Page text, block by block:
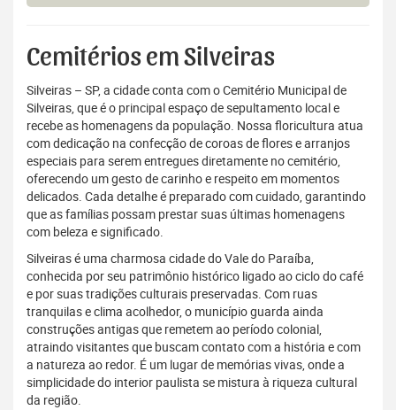
Cemitérios em Silveiras
Silveiras – SP, a cidade conta com o Cemitério Municipal de
Silveiras, que é o principal espaço de sepultamento local e
recebe as homenagens da população. Nossa floricultura atua
com dedicação na confecção de coroas de flores e arranjos
especiais para serem entregues diretamente no cemitério,
oferecendo um gesto de carinho e respeito em momentos
delicados. Cada detalhe é preparado com cuidado, garantindo
que as famílias possam prestar suas últimas homenagens
com beleza e significado.
Silveiras é uma charmosa cidade do Vale do Paraíba,
conhecida por seu patrimônio histórico ligado ao ciclo do café
e por suas tradições culturais preservadas. Com ruas
tranquilas e clima acolhedor, o município guarda ainda
construções antigas que remetem ao período colonial,
atraindo visitantes que buscam contato com a história e com
a natureza ao redor. É um lugar de memórias vivas, onde a
simplicidade do interior paulista se mistura à riqueza cultural
da região.